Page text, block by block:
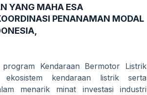
YANG MAHA ESA
PENANAMAN MODAL
Kendaraan Bermotor Listrik
kendaraan listrik serta
menarik minat investasi industri